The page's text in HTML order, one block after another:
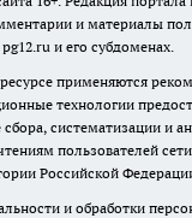
и материалы
и его субдоменах.
применяются
технологии
систематизации и
пользователей
Российской
и обработки